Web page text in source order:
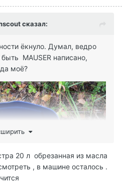
сказал:
ёкнуло. Думал, ведро
MAUSER написано,
моё?
20 л обрезанная из масла
, в машине осталось .